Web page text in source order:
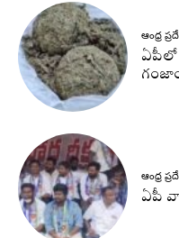
ఆంధ్ర
ఏపీలో
ఆంధ్ర
ఏపీ